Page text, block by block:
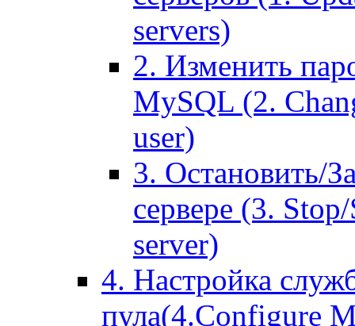
servers)
2. Изменить
MySQL (2.
user)
3. Остановить/
сервере (3.
server)
4. Настройка
пула(4.Configure